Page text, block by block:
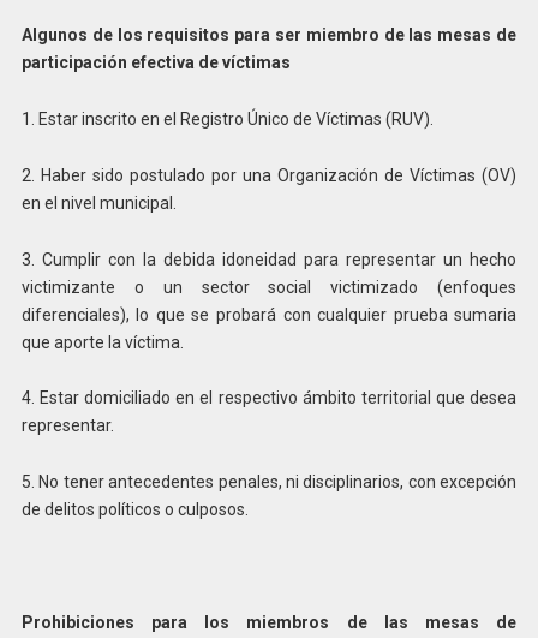
Algunos de los requisitos para ser miembro de las mesas de
participación efectiva de víctimas
1. Estar inscrito en el Registro Único de Víctimas (RUV).
2. Haber sido postulado por una Organización de Víctimas (OV)
en el nivel municipal.
3. Cumplir con la debida idoneidad para representar un hecho
victimizante o un sector social victimizado (enfoques
diferenciales), lo que se probará con cualquier prueba sumaria
que aporte la víctima.
4. Estar domiciliado en el respectivo ámbito territorial que desea
representar.
5. No tener antecedentes penales, ni disciplinarios, con excepción
de delitos políticos o culposos.
Prohibiciones para los miembros de las mesas de